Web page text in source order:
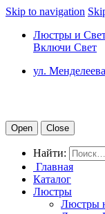
Skip to navigation
Люстры и
Включи Свет
ул.
Open Close
Найти:
Главная
Каталог
Люстры
Люстры